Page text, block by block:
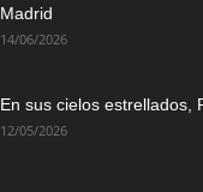
Madrid
14/06/2026
En sus cielos estrellados,
12/05/2026